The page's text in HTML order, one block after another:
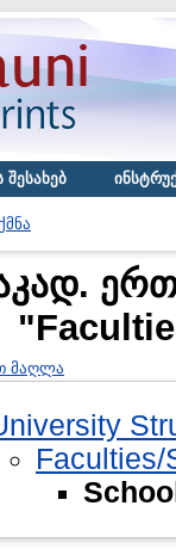
შესახებ
მაღლა
Faculties/